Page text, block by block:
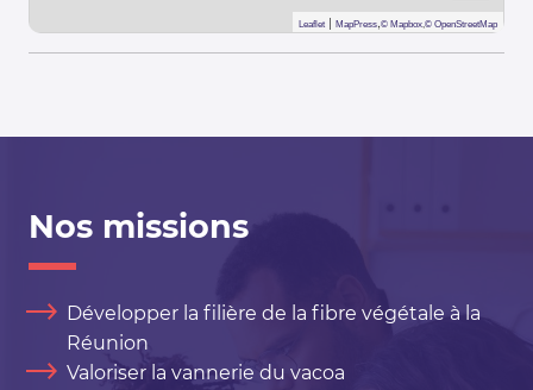
Leaflet | MapPress,© Mapbox,© OpenStreetMap
Nos missions
Développer la filière de la fibre végétale à la
Réunion
Valoriser la vannerie du vacoa